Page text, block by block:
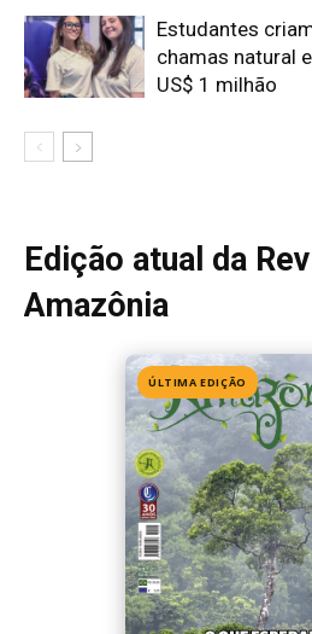
Estudantes
chamas natural
US$ 1 milhão
Edição atual da
Amazônia
ÚLTIMA EDIÇÃO